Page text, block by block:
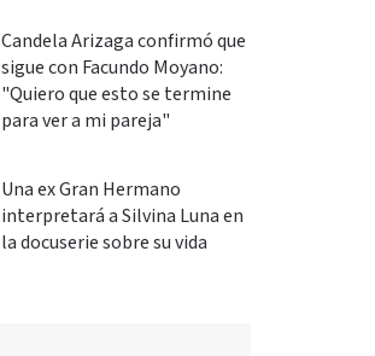
Candela Arizaga confirmó que
sigue con Facundo Moyano:
"Quiero que esto se termine
para ver a mi pareja"
Una ex Gran Hermano
interpretará a Silvina Luna en
la docuserie sobre su vida